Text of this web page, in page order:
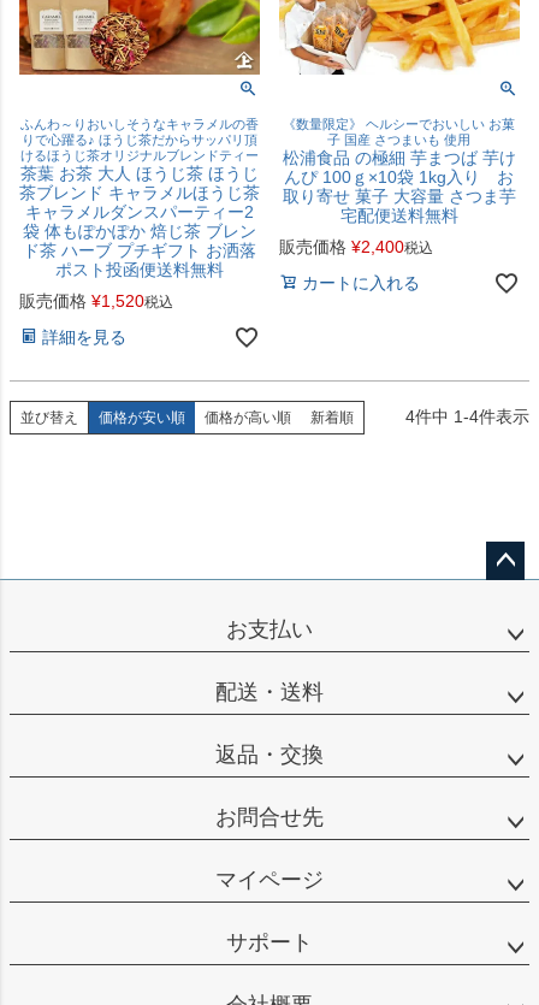
ふんわ～りおいしそうなキャラメルの香
りで心躍る♪ ほうじ茶だからサッパリ頂
けるほうじ茶オリジナルブレンドティー
茶葉 お茶 大人 ほうじ茶 ほうじ
茶ブレンド キャラメルほうじ茶
キャラメルダンスパーティー2
袋 体もぽかぽか 焙じ茶 ブレン
ド茶 ハーブ プチギフト お洒落
ポスト投函便送料無料
販売価格 ¥1,520税込
詳細を見る
《数量限定》 ヘルシーでおいしい お菓
子 国産 さつまいも 使用
松浦食品 の極細 芋まつば 芋け
んぴ 100ｇ×10袋 1kg入り お
取り寄せ 菓子 大容量 さつま芋
宅配便送料無料
販売価格 ¥2,400税込
カートに入れる
並び替え 価格が安い順 価格が高い順 新着順 4件中 1-4件表示
ップ
お支払い
配送・送料
返品・交換
お問合せ先
マイページ
サポート